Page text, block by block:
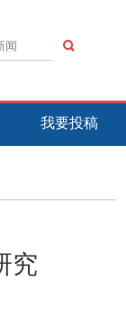
我要投稿
究